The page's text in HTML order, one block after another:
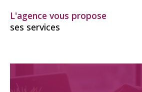
L'agence vous propose
ses services